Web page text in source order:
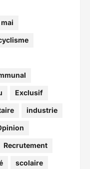
Exclusif
industrie
Recrutement
scolaire